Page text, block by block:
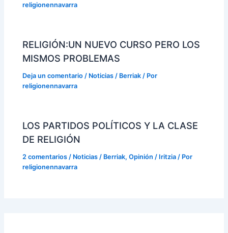
religionennavarra
RELIGIÓN:UN NUEVO CURSO PERO LOS
MISMOS PROBLEMAS
Deja un comentario / Noticias / Berriak / Por
religionennavarra
LOS PARTIDOS POLÍTICOS Y LA CLASE
DE RELIGIÓN
2 comentarios / Noticias / Berriak,Opinión / Iritzia / Por
religionennavarra